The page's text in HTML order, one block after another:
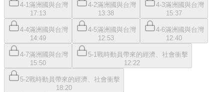
4-1滿洲國與台灣
17:13
4-2滿洲國與台灣
13:38
4-3滿洲國與台灣
15:37
4-4滿洲國與台灣
14:49
4-5滿洲國與台灣
12:53
4-6滿洲國與台灣
12:40
4-7滿洲國與台灣
15:50
5-1戰時動員帶來的經濟、社會衝擊
12:22
5-2戰時動員帶來的經濟、社會衝擊
18:20